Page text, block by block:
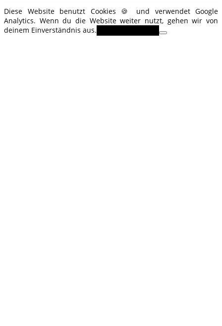
Diese Website benutzt Cookies 🍪 und verwendet Google
Analytics. Wenn du die Website weiter nutzt, gehen wir von
deinem Einverständnis aus.